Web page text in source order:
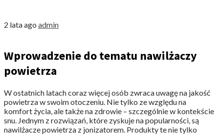
2 lata ago admin
Wprowadzenie do tematu nawilżaczy
powietrza
W ostatnich latach coraz więcej osób zwraca uwagę na jakość
powietrza w swoim otoczeniu. Nie tylko ze względu na
komfort życia, ale także na zdrowie – szczególnie w kontekście
snu. Jednym z rozwiązań, które zyskuje na popularności, są
nawilżacze powietrza z jonizatorem. Produkty te nie tylko